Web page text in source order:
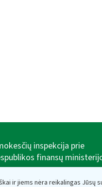
ir jiems nėra reikalingas Jūsų
inspekcija prie
finansų
osios g. 14, 01107 Vilnius, Lietuva,